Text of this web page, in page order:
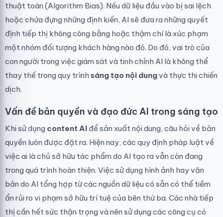
thuật toán (Algorithm Bias). Nếu dữ liệu đầu vào bị sai lệch
hoặc chứa đựng những định kiến, AI sẽ đưa ra những quyết
định tiếp thị không công bằng hoặc thậm chí là xúc phạm
một nhóm đối tượng khách hàng nào đó. Do đó, vai trò của
con người trong việc giám sát và tinh chỉnh AI là không thể
thay thế trong quy trình sáng tạo nội dungvà thực thi chiến
dịch.
Vấn đề bản quyền và đạo đức AI trong sáng tạo
Khi sử dụng content AI để sản xuất nội dung, câu hỏi về bản
quyền luôn được đặt ra. Hiện nay, các quy định pháp luật về
việc ai là chủ sở hữu tác phẩm do AI tạo ra vẫn còn đang
trong quá trình hoàn thiện. Việc sử dụng hình ảnh hay văn
bản do AI tổng hợp từ các nguồn dữ liệu có sẵn có thể tiềm
ẩn rủi ro vi phạm sở hữu trí tuệ của bên thứ ba. Các nhà tiếp
thị cần hết sức thận trọng và nên sử dụng các công cụ có